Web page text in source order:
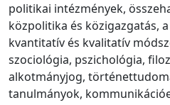
politikai intézmények,
közpolitika és közigazgatás,
kvantitatív és kvalitatív
szociológia, pszichológia,
alkotmányjog,
tanulmányok,